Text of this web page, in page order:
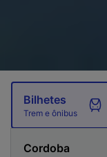
Bilhetes
Trem e ônibus